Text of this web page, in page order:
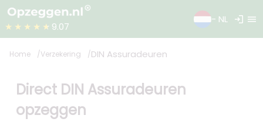
★★★★★ 9.07
- NL login menu
Home Verzekering DIN Assuradeuren
Direct DIN Assuradeuren
opzeggen